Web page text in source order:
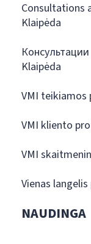
Consultations
Klaipėda
Klaipėda
VMI teikiamos
VMI kliento
VMI
Vienas
NAUDINGA